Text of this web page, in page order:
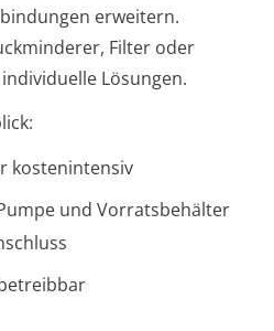
erweitern.
Filter oder
Lösungen.
kostenintensiv
und Vorratsbehälter